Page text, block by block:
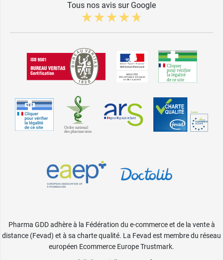
Tous nos avis sur Google
Pharma GDD adhère à la Fédération du e-commerce et de la vente à
distance (Fevad) et à sa charte qualité. La Fevad est membre du réseau
européen Ecommerce Europe Trustmark.